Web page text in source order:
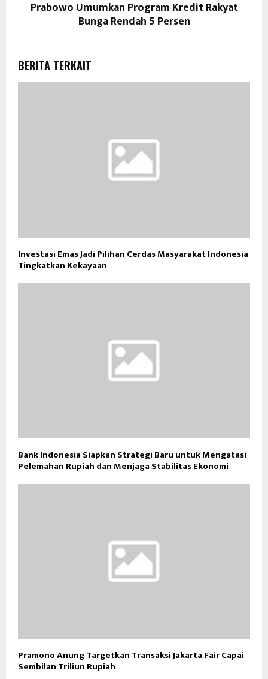
Prabowo Umumkan Program Kredit Rakyat
Bunga Rendah 5 Persen
BERITA TERKAIT
Investasi Emas Jadi Pilihan Cerdas Masyarakat Indonesia
Tingkatkan Kekayaan
Bank Indonesia Siapkan Strategi Baru untuk Mengatasi
Pelemahan Rupiah dan Menjaga Stabilitas Ekonomi
Pramono Anung Targetkan Transaksi Jakarta Fair Capai
Sembilan Triliun Rupiah